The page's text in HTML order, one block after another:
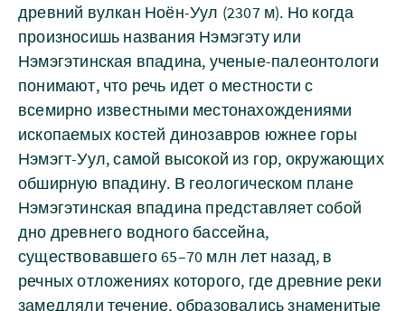
древний вулкан Ноён-Уул (2307 м). Но когда
произносишь названия Нэмэгэту или
Нэмэгэтинская впадина, ученые-палеонтологи
понимают, что речь идет о местности с
всемирно известными местонахождениями
ископаемых костей динозавров южнее горы
Нэмэгт-Уул, самой высокой из гор, окружающих
обширную впадину. В геологическом плане
Нэмэгэтинская впадина представляет собой
дно древнего водного бассейна,
существовавшего 65–70 млн лет назад, в
речных отложениях которого, где древние реки
замедляли течение, образовались знаменитые